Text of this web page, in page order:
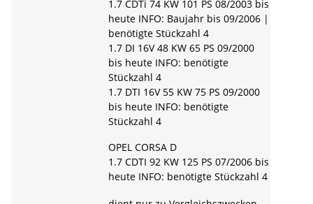
1.7 CDTi 74 KW 101 PS 08/2003 bis
heute INFO: Baujahr bis 09/2006 |
benötigte Stückzahl 4
1.7 DI 16V 48 KW 65 PS 09/2000
bis heute INFO: benötigte
Stückzahl 4
1.7 DTI 16V 55 KW 75 PS 09/2000
bis heute INFO: benötigte
Stückzahl 4
OPEL CORSA D
1.7 CDTI 92 KW 125 PS 07/2006 bis
heute INFO: benötigte Stückzahl 4